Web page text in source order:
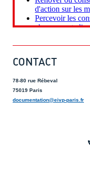
CONTACT
78-80 rue Rébeval
75019 Paris
documentation@eivp-paris.fr